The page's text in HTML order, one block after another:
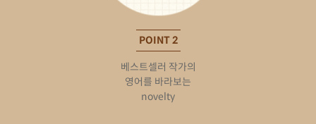
POINT 2
베스트셀러 작가의
영어를 바라보는
novelty